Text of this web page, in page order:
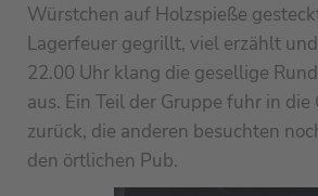
Würstchen auf Holzspieße
Lagerfeuer gegrillt, viel erzählt
22.00 Uhr klang die gesellige
aus. Ein Teil der Gruppe fuhr in die
zurück, die anderen besuchten
den örtlichen Pub.